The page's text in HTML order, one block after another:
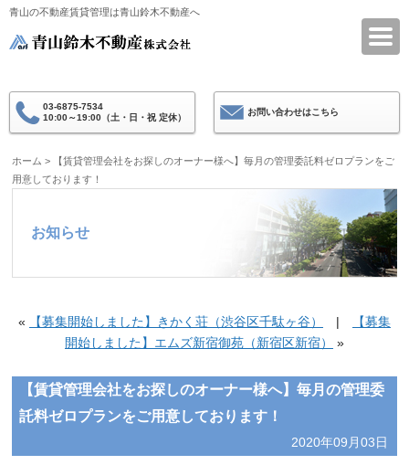
青山の不動産賃貸管理は青山鈴木不動産へ
03-6875-7534
10:00～19:00（土・日・祝 定休）
お問い合わせはこちら
ホーム >
【賃貸管理会社をお探しのオーナー様へ】毎月の管理委託料ゼロプランをご
用意しております！
お知らせ
« 【募集開始しました】きかく荘（渋谷区千駄ヶ谷） |
【募集
開始しました】エムズ新宿御苑（新宿区新宿）
»
【賃貸管理会社をお探しのオーナー様へ】毎月の管理委
託料ゼロプランをご用意しております！
2020年09月03日